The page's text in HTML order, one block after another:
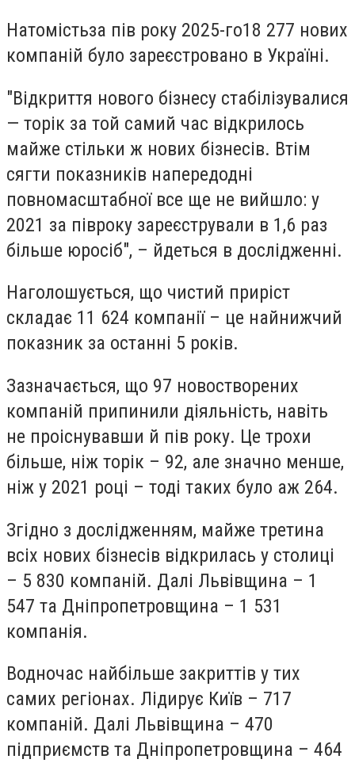
Натомістьза пів року 2025-го18 277 нових
компаній було зареєстровано в Україні.
"Відкриття нового бізнесу стабілізувалися
— торік за той самий час відкрилось
майже стільки ж нових бізнесів. Втім
сягти показників напередодні
повномасштабної все ще не вийшло: у
2021 за півроку зареєстрували в 1,6 раз
більше юросіб", – йдеться в дослідженні.
Наголошується, що чистий приріст
складає 11 624 компанії – це найнижчий
показник за останні 5 років.
Зазначається, що 97 новостворених
компаній припинили діяльність, навіть
не проіснувавши й пів року. Це трохи
більше, ніж торік – 92, але значно менше,
ніж у 2021 році – тоді таких було аж 264.
Згідно з дослідженням, майже третина
всіх нових бізнесів відкрилась у столиці
– 5 830 компаній. Далі Львівщина – 1
547 та Дніпропетровщина – 1 531
компанія.
Водночас найбільше закриттів у тих
самих регіонах. Лідирує Київ – 717
компаній. Далі Львівщина – 470
підприємств та Дніпропетровщина – 464